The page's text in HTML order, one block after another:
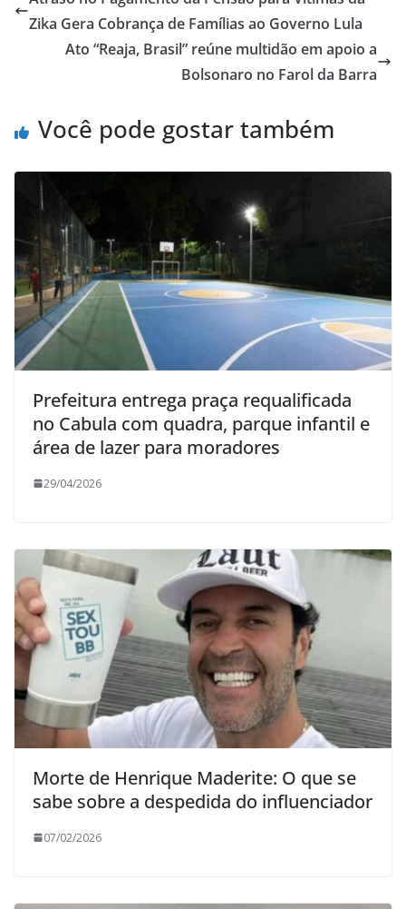
Zika Gera Cobrança de Famílias ao Governo Lula
Ato “Reaja, Brasil” reúne multidão em apoio a
Bolsonaro no Farol da Barra
Você pode gostar também
Prefeitura entrega praça requalificada
no Cabula com quadra, parque infantil e
área de lazer para moradores
29/04/2026
Morte de Henrique Maderite: O que se
sabe sobre a despedida do influenciador
07/02/2026